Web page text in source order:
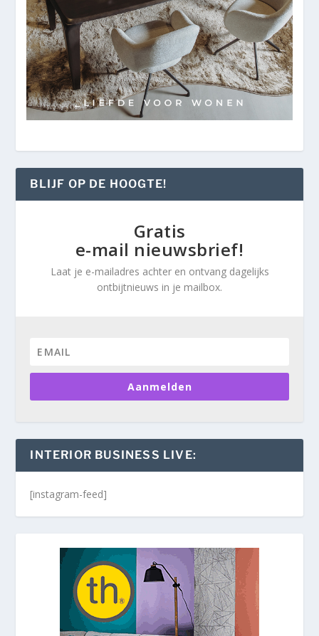
BLIJF OP DE HOOGTE!
Gratis
e-mail nieuwsbrief!
Laat je e-mailadres achter en ontvang dagelijks
ontbijtnieuws in je mailbox.
Aanmelden
INTERIOR BUSINESS LIVE:
[instagram-feed]